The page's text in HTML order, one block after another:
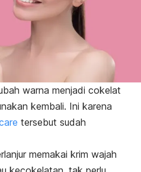
warna menjadi cokelat
kembali. Ini karena
tersebut sudah
memakai krim wajah